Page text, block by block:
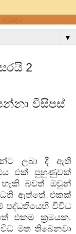
▼
2
විසිපස්
ලබා දී ඇති
එක් පුහුණුවක්
බවත් ඔවුන්
ඇත්තේ එකක්
පද්ධතියෙහි විවිධ
එකම ක්‍රමයක.
මත තිබෙනවා